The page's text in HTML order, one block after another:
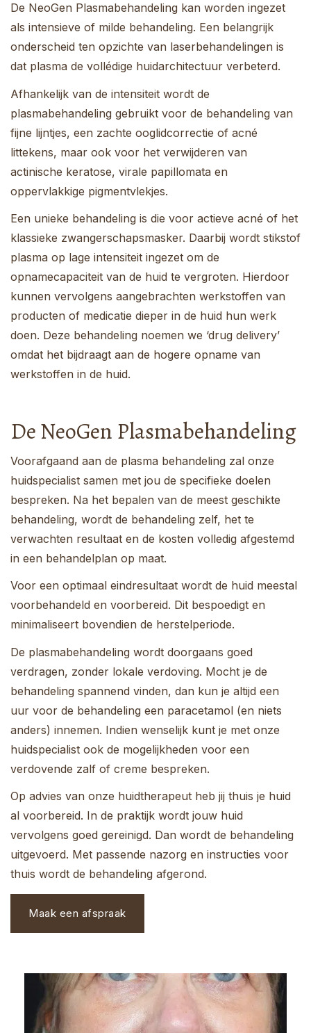
De NeoGen Plasmabehandeling kan worden ingezet
als intensieve of milde behandeling. Een belangrijk
onderscheid ten opzichte van laserbehandelingen is
dat plasma de vollédige huidarchitectuur verbeterd.
Afhankelijk van de intensiteit wordt de
plasmabehandeling gebruikt voor de behandeling van
fijne lijntjes, een zachte ooglidcorrectie of acné
littekens, maar ook voor het verwijderen van
actinische keratose, virale papillomata en
oppervlakkige pigmentvlekjes.
Een unieke behandeling is die voor actieve acné of het
klassieke zwangerschapsmasker. Daarbij wordt stikstof
plasma op lage intensiteit ingezet om de
opnamecapaciteit van de huid te vergroten. Hierdoor
kunnen vervolgens aangebrachten werkstoffen van
producten of medicatie dieper in de huid hun werk
doen. Deze behandeling noemen we ‘drug delivery’
omdat het bijdraagt aan de hogere opname van
werkstoffen in de huid.
De NeoGen Plasmabehandeling
Voorafgaand aan de plasma behandeling zal onze
huidspecialist samen met jou de specifieke doelen
bespreken. Na het bepalen van de meest geschikte
behandeling, wordt de behandeling zelf, het te
verwachten resultaat en de kosten volledig afgestemd
in een behandelplan op maat.
Voor een optimaal eindresultaat wordt de huid meestal
voorbehandeld en voorbereid. Dit bespoedigt en
minimaliseert bovendien de herstelperiode.
De plasmabehandeling wordt doorgaans goed
verdragen, zonder lokale verdoving. Mocht je de
behandeling spannend vinden, dan kun je altijd een
uur voor de behandeling een paracetamol (en niets
anders) innemen. Indien wenselijk kunt je met onze
huidspecialist ook de mogelijkheden voor een
verdovende zalf of creme bespreken.
Op advies van onze huidtherapeut heb jij thuis je huid
al voorbereid. In de praktijk wordt jouw huid
vervolgens goed gereinigd. Dan wordt de behandeling
uitgevoerd. Met passende nazorg en instructies voor
thuis wordt de behandeling afgerond.
Maak een afspraak